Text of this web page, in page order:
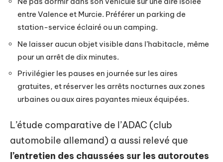
entre Valence et Murcie. Préférer un parking de
station-service éclairé ou un camping.
Ne laisser aucun objet visible dans l’habitacle, même
pour un arrêt de dix minutes.
Privilégier les pauses en journée sur les aires
gratuites, et réserver les arrêts nocturnes aux zones
urbaines ou aux aires payantes mieux équipées.
L’étude comparative de l’ADAC (club
automobile allemand) a aussi relevé que
l’entretien des chaussées sur les autoroutes